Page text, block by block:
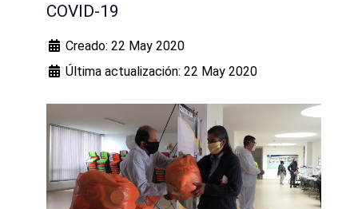
COVID-19
Creado: 22 May 2020
Última actualización: 22 May 2020